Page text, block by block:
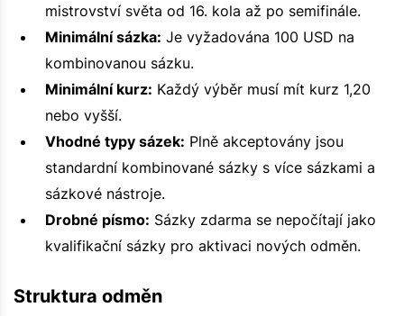
mistrovství světa od 16. kola až po semifinále.
Minimální sázka: Je vyžadována 100 USD na
kombinovanou sázku.
Minimální kurz: Každý výběr musí mít kurz 1,20
nebo vyšší.
Vhodné typy sázek: Plně akceptovány jsou
standardní kombinované sázky s více sázkami a
sázkové nástroje.
Drobné písmo: Sázky zdarma se nepočítají jako
kvalifikační sázky pro aktivaci nových odměn.
Struktura odměn